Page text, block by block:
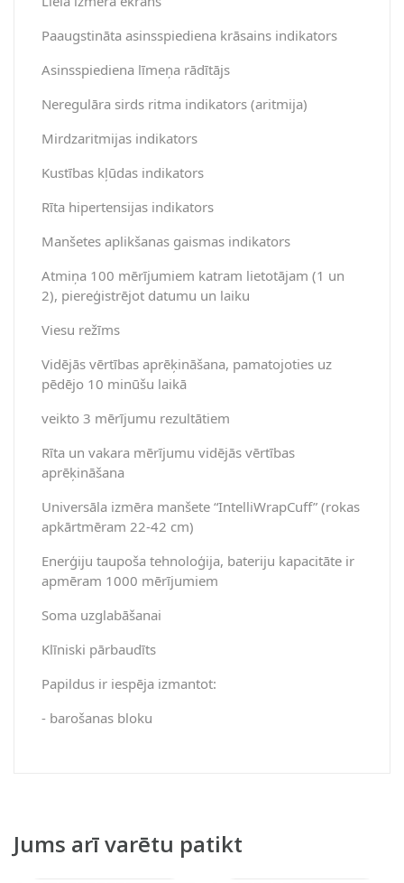
Paaugstināta asinsspiediena krāsains indikators
Asinsspiediena līmeņa rādītājs
Neregulāra sirds ritma indikators (aritmija)
Mirdzaritmijas indikators
Kustības kļūdas indikators
Rīta hipertensijas indikators
Manšetes aplikšanas gaismas indikators
Atmiņa 100 mērījumiem katram lietotājam (1 un
2), piereģistrējot datumu un laiku
Viesu režīms
Vidējās vērtības aprēķināšana, pamatojoties uz
pēdējo 10 minūšu laikā
veikto 3 mērījumu rezultātiem
Rīta un vakara mērījumu vidējās vērtības
aprēķināšana
Universāla izmēra manšete “IntelliWrapCuff” (rokas
apkārtmēram 22-42 cm)
Enerģiju taupoša tehnoloģija, bateriju kapacitāte ir
apmēram 1000 mērījumiem
Soma uzglabāšanai
Klīniski pārbaudīts
Papildus ir iespēja izmantot:
- barošanas bloku
Jums arī varētu patikt